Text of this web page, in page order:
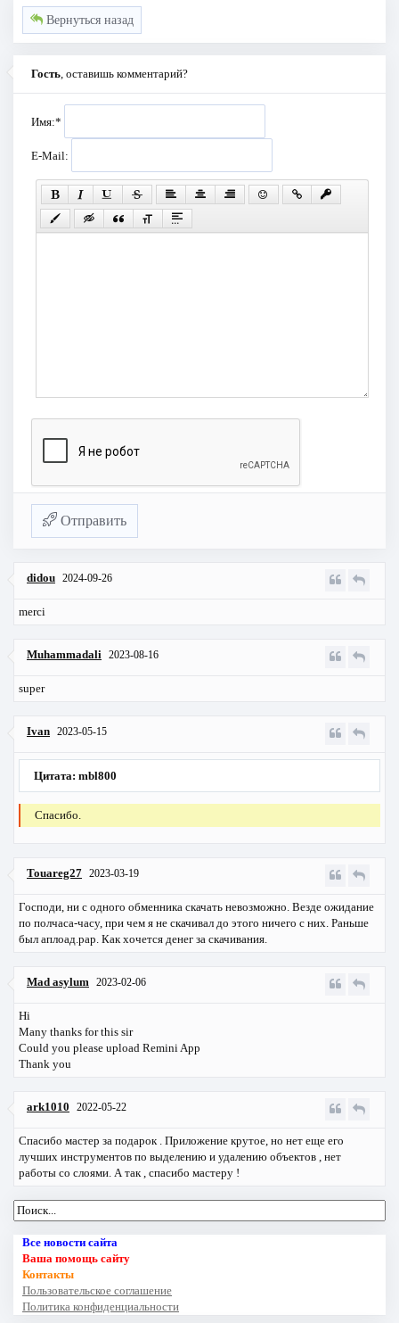
Вернуться назад
Гость, оставишь комментарий?
Имя:*
E-Mail:
Отправить
didou 2024-09-26
merci
Muhammadali 2023-08-16
super
Ivan 2023-05-15
Цитата: mbl800
Спасибо.
Touareg27 2023-03-19
Господи, ни с одного обменника скачать невозможно. Везде ожидание
по полчаса-часу, при чем я не скачивал до этого ничего с них. Раньше
был аплоад.рар. Как хочется денег за скачивания.
Mad asylum 2023-02-06
Hi
Many thanks for this sir
Could you please upload Remini App
Thank you
ark1010 2022-05-22
Спасибо мастер за подарок . Приложение крутое, но нет еще его
лучших инструментов по выделению и удалению объектов , нет
работы со слоями. А так , спасибо мастеру !
Все новости сайта
Ваша помощь сайту
Контакты
Пользовательское соглашение
Политика конфиденциальности